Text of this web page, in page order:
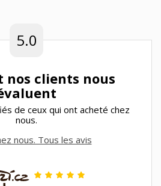
5.0
nos clients nous
de ceux qui ont acheté chez
nous.
nous. Tous les avis